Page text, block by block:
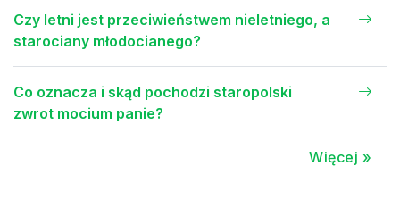
Czy letni jest przeciwieństwem nieletniego, a
starociany młodocianego?
Co oznacza i skąd pochodzi staropolski
zwrot mocium panie?
Więcej »